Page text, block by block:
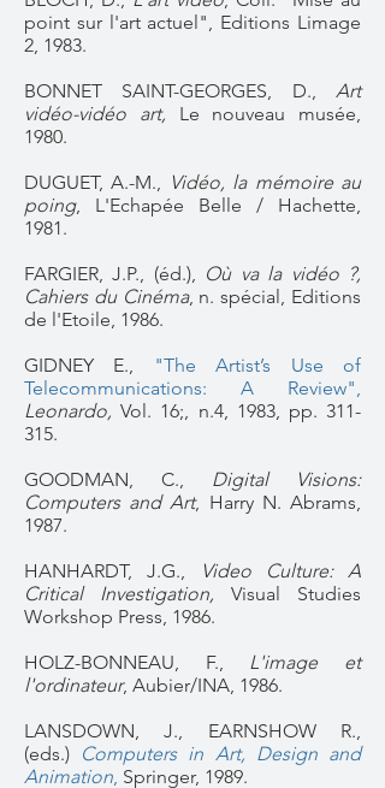
point sur l'art actuel", Editions Limage
2, 1983.
BONNET SAINT-GEORGES, D., Art
vidéo-vidéo art, Le nouveau musée,
1980.
DUGUET, A.-M., Vidéo, la mémoire au
poing, L'Echapée Belle / Hachette,
1981.
FARGIER, J.P., (éd.), Où va la vidéo ?,
Cahiers du Cinéma, n. spécial, Editions
de l'Etoile, 1986.
GIDNEY E.,
"The Artist’s Use of
Telecommunications: A Review",
Leonardo, Vol. 16;, n.4, 1983, pp. 311-
315.
GOODMAN, C., Digital Visions:
Computers and Art, Harry N. Abrams,
1987.
HANHARDT, J.G.,
Video Culture: A
Critical Investigation, Visual Studies
Workshop Press, 1986.
HOLZ-BONNEAU, F., L'image et
l'ordinateur, Aubier/INA, 1986.
LANSDOWN, J., EARNSHOWR.,
(eds.) Computers in Art, Design and
Animation, Springer, 1989.